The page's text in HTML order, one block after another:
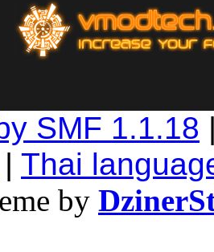
SMF 1.1.18
| Thai
by